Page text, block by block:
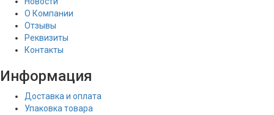
О Компании
Отзывы
Реквизиты
Контакты
Информация
Доставка и оплата
Упаковка товара